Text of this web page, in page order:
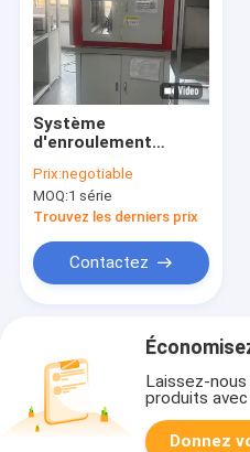
Système
d'enroulement
de stator de qualité
automobile pour les
applications
Prix:negotiable
MOQ:1 série
Trouvez les derniers prix
Contactez
Laissez-
produits avec
Donnez